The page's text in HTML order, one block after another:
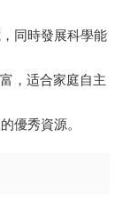
同時發展科學能
，适合家庭自主
優秀資源。